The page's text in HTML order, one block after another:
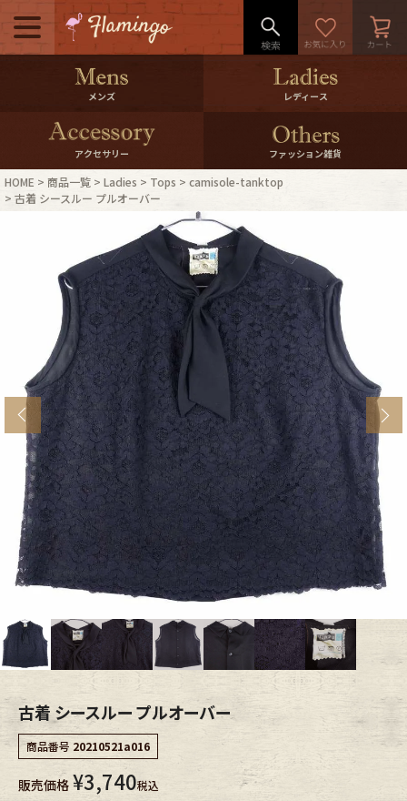
メニュー
500pt＆10％Offクーポンプレゼン
ト
10％0ffクーポンプレゼント
ログイン・会員登録 LINE ID連携
マイページ
ご利用ガイド International Shipping
店舗紹介 特集一覧
ブランドから探す スタッフコーディネート
年代から探す 古着卸DOCK
メンズ商品カテゴリーから探す
Outer
Bottoms Fafatt
レディース商品カテゴリーから探す
Tops Bottoms
メンズ レディース
アクセサリー ファッション雑貨
HOME 商品一覧 Ladies Tops
camisole-tanktop
古着 シースルー プルオーバー
古着 シースルー プルオーバー
商品番号 20210521a016
販売価格 ¥3,740税込